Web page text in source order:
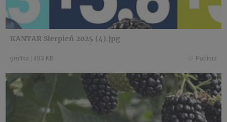
KANTAR Sierpień 2025 (4).jpg
grafika 493 KB Pobierz